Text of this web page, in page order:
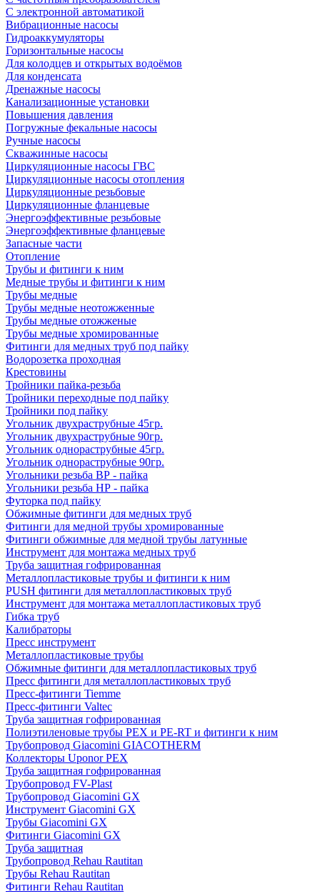
С электронной автоматикой
Вибрационные насосы
Гидроаккумуляторы
Горизонтальные насосы
Для колодцев и открытых водоёмов
Для конденсата
Дренажные насосы
Канализационные установки
Повышения давления
Погружные фекальные насосы
Ручные насосы
Скважинные насосы
Циркуляционные насосы ГВС
Циркуляционные насосы отопления
Циркуляционные резьбовые
Циркуляционные фланцевые
Энергоэффективные резьбовые
Энергоэффективные фланцевые
Запасные части
Отопление
Трубы и фитинги к ним
Медные трубы и фитинги к ним
Трубы медные
Трубы медные неотожженные
Трубы медные отожженые
Трубы медные хромированные
Фитинги для медных труб под пайку
Водорозетка проходная
Крестовины
Тройники пайка-резьба
Тройники переходные под пайку
Тройники под пайку
Угольник двухраструбные 45гр.
Угольник двухраструбные 90гр.
Угольник однораструбные 45гр.
Угольник однораструбные 90гр.
Угольники резьба ВР - пайка
Угольники резьба НР - пайка
Футорка под пайку
Обжимные фитинги для медных труб
Фитинги для медной трубы хромированные
Фитинги обжимные для медной трубы латунные
Инструмент для монтажа медных труб
Труба защитная гофрированная
Металлопластиковые трубы и фитинги к ним
PUSH фитинги для металлопластиковых труб
Инструмент для монтажа металлопластиковых труб
Гибка труб
Калибраторы
Пресс инструмент
Металлопластиковые трубы
Обжимные фитинги для металлопластиковых труб
Пресс фитинги для металлопластиковых труб
Пресс-фитинги Tiemme
Пресс-фитинги Valtec
Труба защитная гофрированная
Полиэтиленовые трубы PEX и PE-RT и фитинги к ним
Трубопровод Giacomini GIACOTHERM
Коллекторы Uponor PEX
Труба защитная гофрированная
Трубопровод FV-Plast
Трубопровод Giacomini GX
Инструмент Giacomini GX
Трубы Giacomini GX
Фитинги Giacomini GX
Труба защитная
Трубопровод Rehau Rautitan
Трубы Rehau Rautitan
Фитинги Rehau Rautitan